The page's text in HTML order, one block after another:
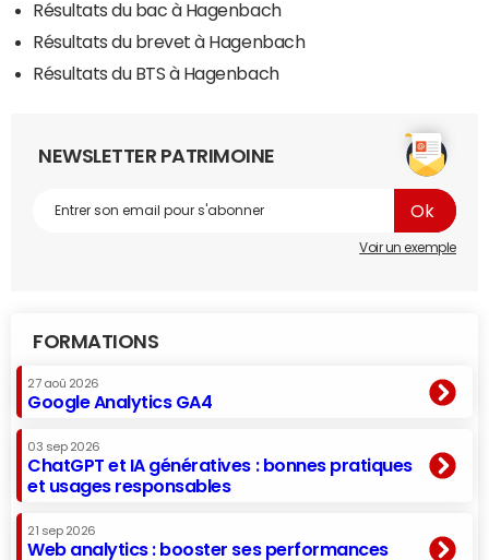
Résultats du bac à Hagenbach
Résultats du brevet à Hagenbach
Résultats du BTS à Hagenbach
NEWSLETTER PATRIMOINE
Voir un exemple
FORMATIONS
27 aoû 2026
Google Analytics GA4
03 sep 2026
ChatGPT et IA génératives : bonnes pratiques
et usages responsables
21 sep 2026
Web analytics : booster ses performances